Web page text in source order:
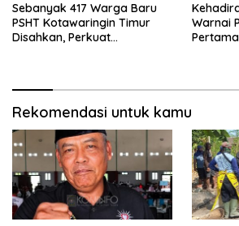
Sebanyak 417 Warga Baru
PSHT Kotawaringin Timur
Disahkan, Perkuat
Warnai
Rekomendasi untuk kamu